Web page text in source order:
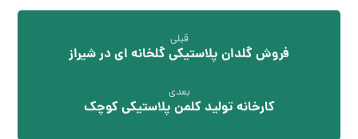
قبلی
فروش گلدان پلاستیکی گلخانه ای در شیراز
بعدی
کارخانه تولید کلمن پلاستیکی کوچک